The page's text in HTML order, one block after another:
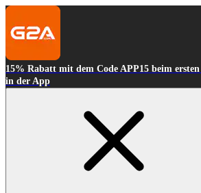
15% Rabatt mit dem Code APP15 beim
in der App